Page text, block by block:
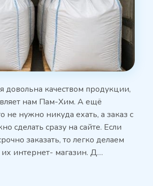
довольна качеством продукции,
нам Пам-Хим. А ещё
не нужно никуда ехать, а заказ с
сделать сразу на сайте. Если
заказать, то легко делаем
их интернет- магазин. Д…